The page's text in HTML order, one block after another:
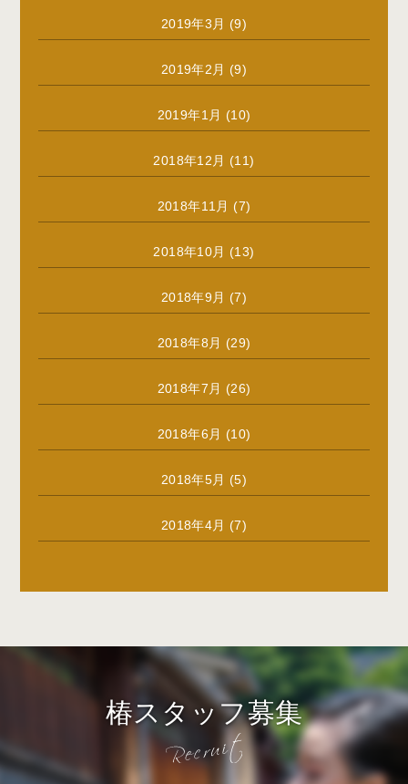
2019年3月 (9)
2019年2月 (9)
2019年1月 (10)
2018年12月 (11)
2018年11月 (7)
2018年10月 (13)
2018年9月 (7)
2018年8月 (29)
2018年7月 (26)
2018年6月 (10)
2018年5月 (5)
2018年4月 (7)
椿スタッフ募集